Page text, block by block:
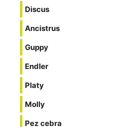
Discus
Ancistrus
Guppy
Endler
Platy
Molly
Pez cebra